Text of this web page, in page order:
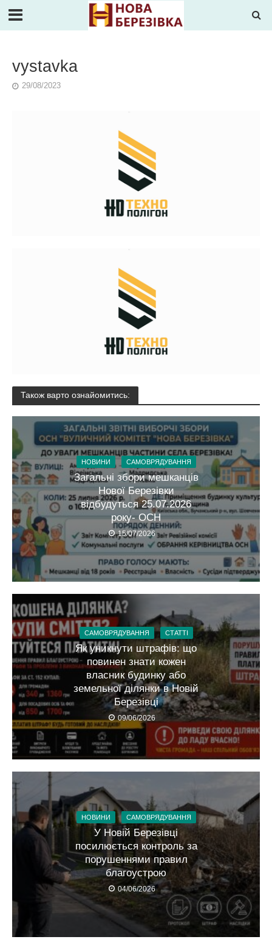
vystavka
29/08/2023
Також варто ознайомитись:
НОВИНИ САМОВРЯДУВАННЯ
Загальні збори мешканців
Нової Березівки
відбудуться 25.07.2026
року- ОСН
15/07/2026
САМОВРЯДУВАННЯ СТАТТІ
Як уникнути штрафів: що
повинен знати кожен
власник будинку або
земельної ділянки в Новій
Березівці
09/06/2026
НОВИНИ САМОВРЯДУВАННЯ
У Новій Березівці
посилюється контроль за
порушеннями правил
благоустрою
04/06/2026